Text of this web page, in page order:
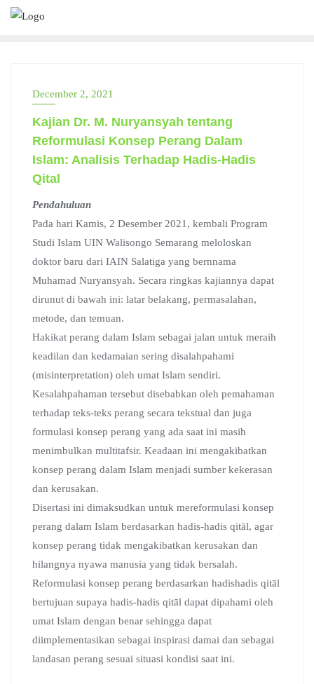
Skip
December 2, 2021
Kajian Dr. M. Nuryansyah tentang
Reformulasi Konsep Perang Dalam
Islam: Analisis Terhadap Hadis-Hadis
Qital
Pendahuluan
Pada hari Kamis, 2 Desember 2021, kembali Program
Studi Islam UIN Walisongo Semarang meloloskan
doktor baru dari IAIN Salatiga yang bernnama
Muhamad Nuryansyah. Secara ringkas kajiannya dapat
dirunut di bawah ini: latar belakang, permasalahan,
metode, dan temuan.
Hakikat perang dalam Islam sebagai jalan untuk meraih
keadilan dan kedamaian sering disalahpahami
(misinterpretation) oleh umat Islam sendiri.
Kesalahpahaman tersebut disebabkan oleh pemahaman
terhadap teks-teks perang secara tekstual dan juga
formulasi konsep perang yang ada saat ini masih
menimbulkan multitafsir. Keadaan ini mengakibatkan
konsep perang dalam Islam menjadi sumber kekerasan
dan kerusakan.
Disertasi ini dimaksudkan untuk mereformulasi konsep
perang dalam Islam berdasarkan hadis-hadis qitāl, agar
konsep perang tidak mengakibatkan kerusakan dan
hilangnya nyawa manusia yang tidak bersalah.
Reformulasi konsep perang berdasarkan hadishadis qitāl
bertujuan supaya hadis-hadis qitāl dapat dipahami oleh
umat Islam dengan benar sehingga dapat
diimplementasikan sebagai inspirasi damai dan sebagai
landasan perang sesuai situasi kondisi saat ini.